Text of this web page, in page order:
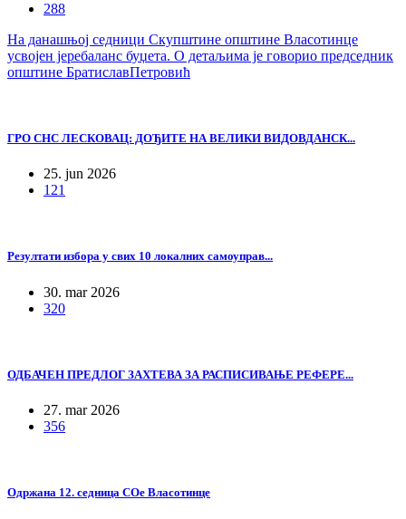
288
На данашњој седници Скупштине општине Власотинце
усвојен јеребаланс буџета. О детаљима је говорио председник
општине БратиславПетровић
ГРО СНС ЛЕСКОВАЦ: ДОЂИТЕ НА ВЕЛИКИ ВИДОВДАНСК...
25. jun 2026
121
Резултати избора у свих 10 локалних самоуправ...
30. mar 2026
320
ОДБАЧЕН ПРЕДЛОГ ЗАХТЕВА ЗА РАСПИСИВАЊЕ РЕФЕРЕ...
27. mar 2026
356
Одржана 12. седница СОе Власотинце